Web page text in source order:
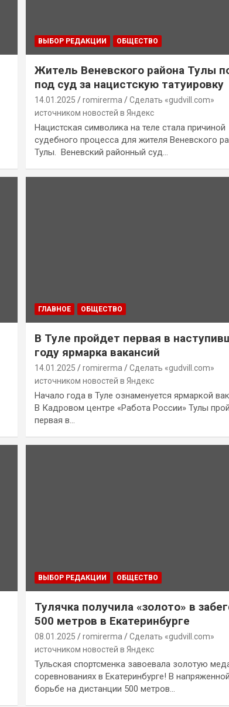
ВЫБОР РЕДАКЦИИ ОБЩЕСТВО
Житель Веневского района Тулы
под суд за нацистскую татуировку
14.01.2025 romirerma
Сделать «gudvill.com»
источником новостей в Яндекс
Нацистская символика на теле стала причиной
судебного процесса для жителя Веневского
Тулы. Веневский районный суд…
ГЛАВНОЕ ОБЩЕСТВО
В Туле пройдет первая в
году ярмарка вакансий
14.01.2025 romirerma
Сделать «gudvill.com»
источником новостей в Яндекс
Начало года в Туле ознаменуется ярмаркой
В Кадровом центре «Работа России» Тулы
первая в…
ВЫБОР РЕДАКЦИИ ОБЩЕСТВО
Тулячка получила «золото» в
500 метров в Екатеринбурге
08.01.2025 romirerma
Сделать «gudvill.com»
источником новостей в Яндекс
Тульская спортсменка завоевала золотую
соревнованиях в Екатеринбурге! В напряженной
борьбе на дистанции 500 метров…